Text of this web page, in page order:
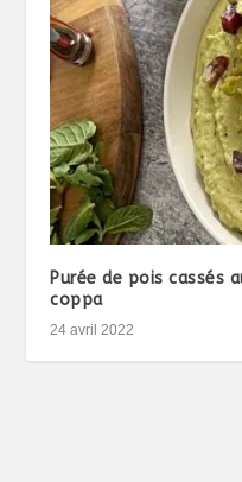
Purée de pois cassés
coppa
24 avril 2022